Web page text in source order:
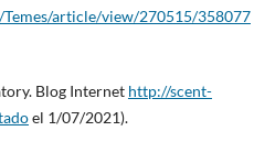
article/view/270515/358077
Blog Internet http://scent-
el 1/07/2021).